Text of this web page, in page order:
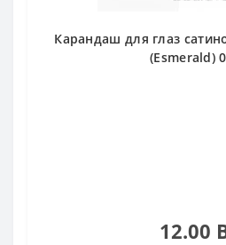
Карандаш для глаз
(Esmerald)
12.00